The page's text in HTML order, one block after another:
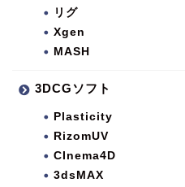
リグ
Xgen
MASH
3DCGソフト
Plasticity
RizomUV
CInema4D
3dsMAX